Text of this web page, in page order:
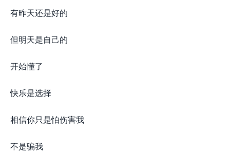
有昨天还是好的
但明天是自己的
开始懂了
快乐是选择
相信你只是怕伤害我
不是骗我